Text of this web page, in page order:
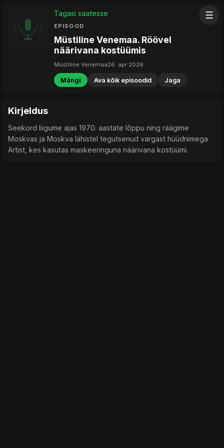
☰
Tagasi saatesse
EPISOOD
Müstiline Venemaa. Röövel
näärivana kostüümis
Müstiline Venemaa26. apr 2026
Mängi Ava kõik episoodid Jaga
Kirjeldus
Seekord liigume ajas 1970. aastate lõppu ning räägime
Moskvas ja Moskva lähistel tegutsenud vargast hüüdnimega
Artist, kes kasutas maskeeringuna näärivana kostüümi.